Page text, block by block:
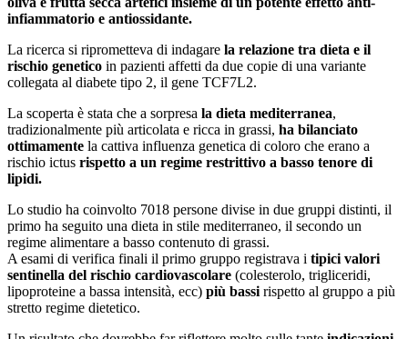
infiammatorio e antiossidante.
La ricerca si riprometteva di indagare la relazione tra dieta e il
rischio genetico in pazienti affetti da due copie di una variante
collegata al diabete tipo 2, il gene TCF7L2.
La scoperta è stata che a sorpresa la dieta mediterranea,
tradizionalmente più articolata e ricca in grassi, ha bilanciato
ottimamente la cattiva influenza genetica di coloro che erano a
rischio ictus rispetto a un regime restrittivo a basso tenore di
lipidi.
Lo studio ha coinvolto 7018 persone divise in due gruppi distinti, il
primo ha seguito una dieta in stile mediterraneo, il secondo un
regime alimentare a basso contenuto di grassi.
A esami di verifica finali il primo gruppo registrava i tipici valori
sentinella del rischio cardiovascolare (colesterolo, trigliceridi,
lipoproteine a bassa intensità, ecc) più bassirispetto al gruppo a più
stretto regime dietetico.